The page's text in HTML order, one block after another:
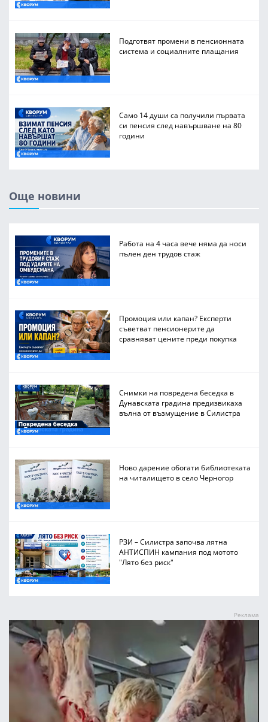
Подготвят промени в пенсионната
система и социалните плащания
Само 14 души са получили първата
си пенсия след навършване на 80
години
Още новини
Работа на 4 часа вече няма да носи
пълен ден трудов стаж
Промоция или капан? Експерти
съветват пенсионерите да
сравняват цените преди покупка
Снимки на повредена беседка в
Дунавската градина предизвикаха
вълна от възмущение в Силистра
Ново дарение обогати библиотеката
на читалището в село Черногор
РЗИ – Силистра започва лятна
АНТИСПИН кампания под мотото
"Лято без риск"